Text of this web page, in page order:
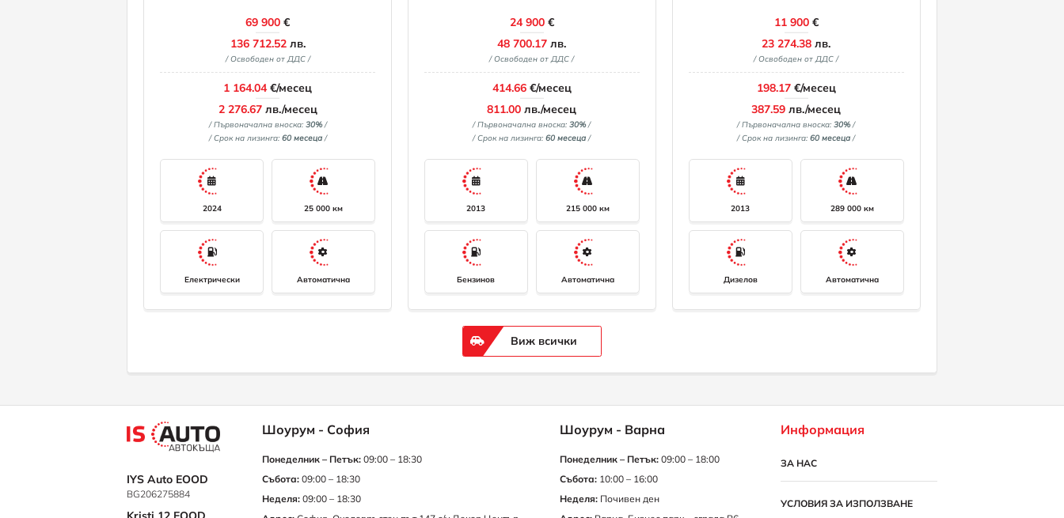
69 900 €
136 712.52лв.
/ Освободен от ДДС /
1 164.04€/месец
2 276.67лв./месец
/ Първоначална вноска: 30%/
/ Срок на лизинга: 60 месеца/
2024 25 000 км
Електрически Автоматична
24 900€
48 700.17 лв.
/ Освободен от ДДС /
414.66€/месец
811.00 лв./месец
/ Първоначална вноска:30%/
/ Срок на лизинга:60 месеца /
2013 215 000 км
Бензинов Автоматична
11 900€
23 274.38 лв.
/ Освободен от ДДС /
198.17€/месец
387.59 лв./месец
/ Първоначална вноска:30%/
/ Срок на лизинга:60 месеца /
2013 289 000 км
Дизелов Автоматична
Виж всички
IYS Auto EOOD
BG206275884
Шоурум - София
Понеделник – Петък:09:00 – 18:30
Събота:09:00 – 18:30
Неделя:09:00 – 18:30
Шоурум - Варна
Понеделник – Петък: 09:00 – 18:00
Събота: 10:00 – 16:00
Неделя: Почивен ден
Информация
ЗА НАС
УСЛОВИЯ ЗА ИЗПОЛЗВАНЕ